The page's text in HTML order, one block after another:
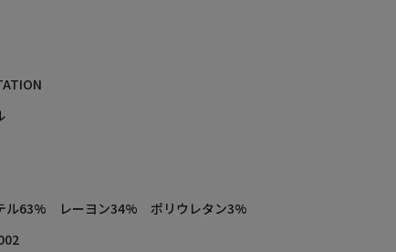
ル63% レーヨン34% ポリウレタン3%